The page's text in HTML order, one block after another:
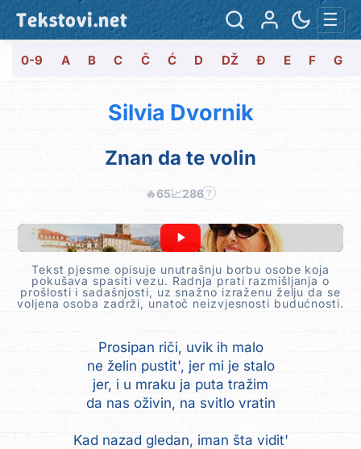
Tekstovi.net ☰
0-9 A B C Č Ć D DŽ Đ E F G
Silvia Dvornik
Znan da te volin
🔥65📈286 ?
Tekst pjesme opisuje unutrašnju borbu osobe koja
pokušava spasiti vezu. Radnja prati razmišljanja o
prošlosti i sadašnjosti, uz snažno izraženu želju da se
voljena osoba zadrži, unatoč neizvjesnosti budućnosti.
Prosipan riči, uvik ih malo
ne želin pustit', jer mi je stalo
jer, i u mraku ja puta tražim
da nas oživin, na svitlo vratin
Kad nazad gledan, iman šta vidit'